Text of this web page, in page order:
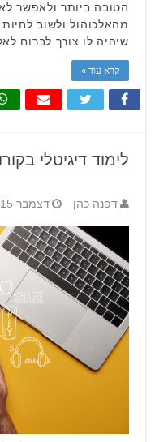
הטובה ביותר ולאפשר
מהאלכוהול ולשוב
שיהיה לו צורך לברוח
קרא עוד »
לימוד דיגיטלי
דפנה כהן דצמבר 15, 2020